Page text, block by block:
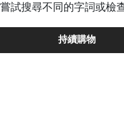
嘗試搜尋不同的字詞或檢
持續購物